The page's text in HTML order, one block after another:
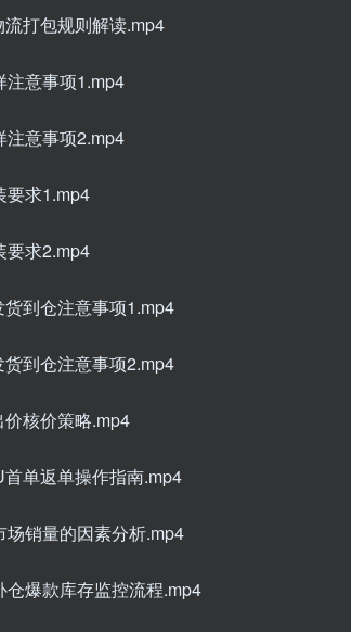
打包规则解读.mp4
注意事项1.mp4
注意事项2.mp4
要求1.mp4
要求2.mp4
到仓注意事项1.mp4
到仓注意事项2.mp4
核价策略.mp4
单返单操作指南.mp4
销量的因素分析.mp4
爆款库存监控流程.mp4